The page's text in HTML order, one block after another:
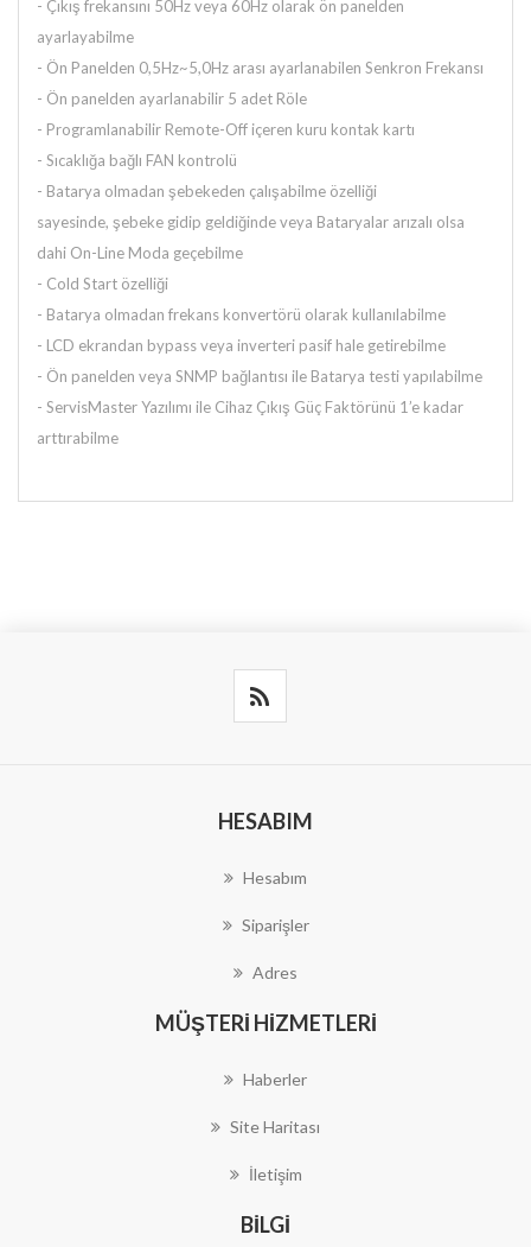
- Çıkış frekansını 50Hz veya 60Hz olarak ön panelden
ayarlayabilme
- Ön Panelden 0,5Hz~5,0Hz arası ayarlanabilen Senkron Frekansı
- Ön panelden ayarlanabilir 5 adet Röle
- Programlanabilir Remote-Off içeren kuru kontak kartı
- Sıcaklığa bağlı FAN kontrolü
- Batarya olmadan şebekeden çalışabilme özelliği
sayesinde, şebeke gidip geldiğinde veya Bataryalar arızalı olsa
dahi On-Line Moda geçebilme
- Cold Start özelliği
- Batarya olmadan frekans konvertörü olarak kullanılabilme
- LCD ekrandan bypass veya inverteri pasif hale getirebilme
- Ön panelden veya SNMP bağlantısı ile Batarya testi yapılabilme
- ServisMaster Yazılımı ile Cihaz Çıkış Güç Faktörünü 1’e kadar
arttırabilme
HESABIM
Hesabım
Siparişler
Adres
MÜŞTERI HIZMETLERI
Haberler
Site Haritası
İletişim
BILGI